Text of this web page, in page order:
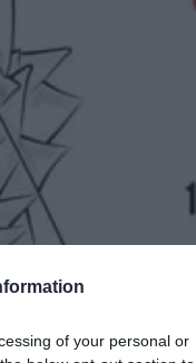
of your personal or